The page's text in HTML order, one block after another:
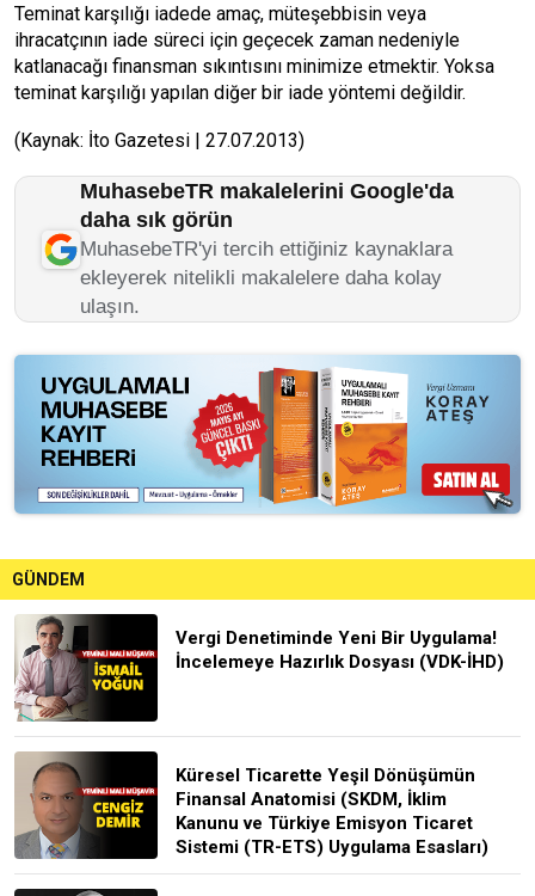
Teminat karşılığı iadede amaç, müteşebbisin veya
ihracatçının iade süreci için geçecek zaman nedeniyle
katlanacağı finansman sıkıntısını minimize etmektir. Yoksa
teminat karşılığı yapılan diğer bir iade yöntemi değildir.
(Kaynak: İto Gazetesi | 27.07.2013)
MuhasebeTR makalelerini Google'da
daha sık görün
MuhasebeTR'yi tercih ettiğiniz kaynaklara
ekleyerek nitelikli makalelere daha kolay
ulaşın.
GÜNDEM
Vergi Denetiminde Yeni Bir Uygulama!
İncelemeye Hazırlık Dosyası (VDK-İHD)
Küresel Ticarette Yeşil Dönüşümün
Finansal Anatomisi (SKDM, İklim
Kanunu ve Türkiye Emisyon Ticaret
Sistemi (TR-ETS) Uygulama Esasları)